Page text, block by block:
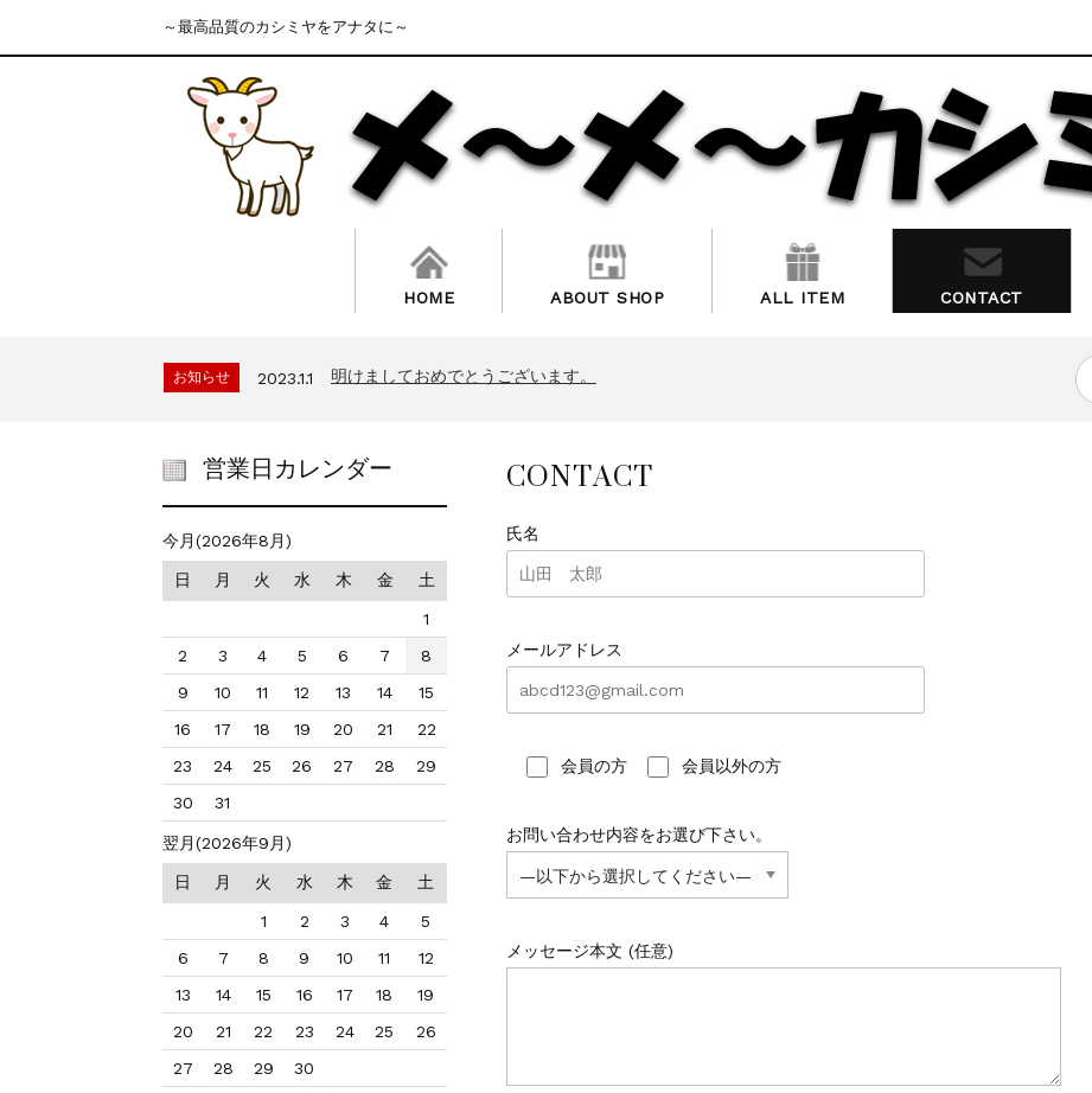
～最高品質のカシミヤをアナタに～
HOME ABOUT SHOP ALL ITEM CONTACT
明けましておめでとうございます。
お知らせ 2023.1.1 明けましておめでとうございます。
CONTACT
氏名
メールアドレス
会員の方 会員以外の方
お問い合わせ内容をお選び下さい。
メッセージ本文 (任意)
営業日カレンダー
今月(2026年8月)
日 月 火 水 木 金 土
1
2
3 4 5 6 7
8
9
10 11 12 13 14
15
16
17 18 19 20 21
22
23
24 25 26 27 28
29
30
31
翌月(2026年9月)
日 月 火 水 木 金 土
1 2 3 4
5
6
7 8 9 10 11
12
13
14 15 16 17 18
19
20
21 22 23 24 25
26
27
28 29 30